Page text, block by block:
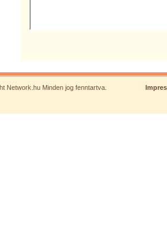
Network.hu Minden jog fenntartva.